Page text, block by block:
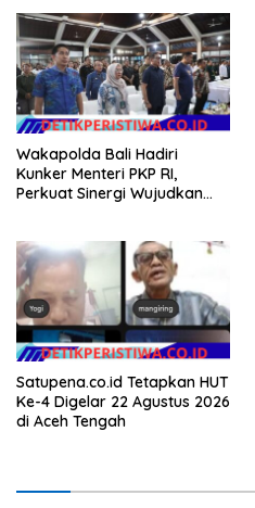
Wakapolda Bali Hadiri
Kunker Menteri PKP RI,
Perkuat Sinergi Wujudkan
Satupena.co.id Tetapkan HUT
Ke-4 Digelar 22 Agustus 2026
di Aceh Tengah